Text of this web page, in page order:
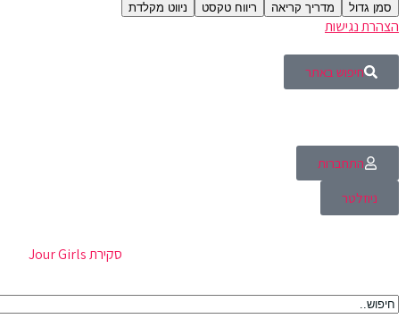
סמן גדול מדריך קריאה ריווח טקסט ניווט מקלדת
הצהרת נגישות
חיפוש באתר
התחברות
ניוזלטר
סקירת Jour Girls